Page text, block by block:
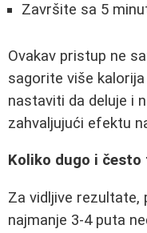
Završite sa 5
Ovakav pristup ne
sagorite više
nastaviti da deluje i
zahvaljujući efektu
Koliko dugo i često
Za vidljive rezultate,
najmanje 3-4 puta